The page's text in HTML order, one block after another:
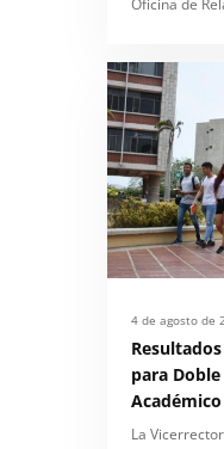
4 de agosto de
para
La